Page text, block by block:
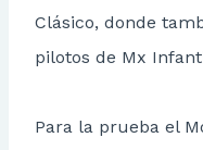
Clásico, donde
pilotos de Mx
Para la prueba el